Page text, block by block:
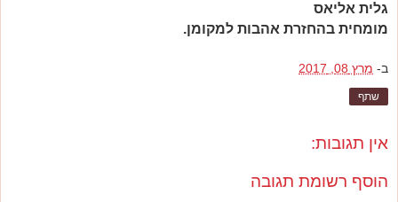
גלית אליאס
מומחית בהחזרת אהבות למקומן.
ב- מרץ 08, 2017
שתף
אין תגובות:
הוסף רשומת תגובה